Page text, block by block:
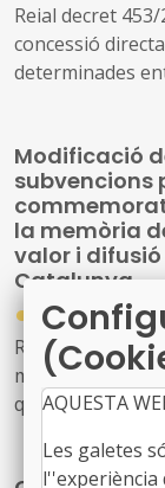
Reial decret
concessió
determinades
cas, identificació
Guerra
Modificació
subvencions
la memòria
valor i
Catalunya
●
11/03/2026
Resolució JUS/
modifica la
qual s'aprova la
subvencions en
AQUESTA
Les galetes
l''experiència